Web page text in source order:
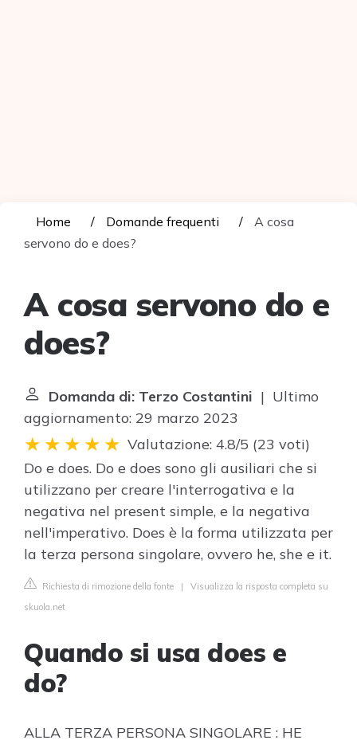
Home Domande frequenti
A cosa
servono do e does?
A cosa servono do e
does?
Domanda di: Terzo Costantini | Ultimo
aggiornamento: 29 marzo 2023
Valutazione: 4.8/5 (23 voti)
Do e does. Do e does sono gli ausiliari che si
utilizzano per creare l'interrogativa e la
negativa nel present simple, e la negativa
nell'imperativo. Does è la forma utilizzata per
la terza persona singolare, ovvero he, she e it.
Richiesta di rimozione della fonte | Visualizza la risposta completa su
skuola.net
Quando si usa does e
do?
ALLA TERZA PERSONA SINGOLARE : HE